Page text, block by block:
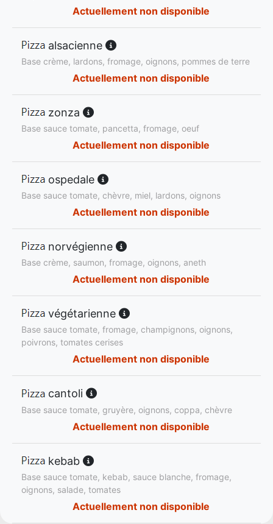
Actuellement non disponible
alsacienne
Base crème, lardons, fromage, oignons, pommes de terre
Actuellement non disponible
zonza
Base sauce tomate, pancetta, fromage, oeuf
Actuellement non disponible
ospedale
Base sauce tomate, chèvre, miel, lardons, oignons
Actuellement non disponible
norvégienne
Base crème, saumon, fromage, oignons, aneth
Actuellement non disponible
végétarienne
Base sauce tomate, fromage, champignons, oignons,
poivrons, tomates cerises
Actuellement non disponible
cantoli
Base sauce tomate, gruyère, oignons, coppa, chèvre
Actuellement non disponible
kebab
Base sauce tomate, kebab, sauce blanche, fromage,
oignons, salade, tomates
Actuellement non disponible